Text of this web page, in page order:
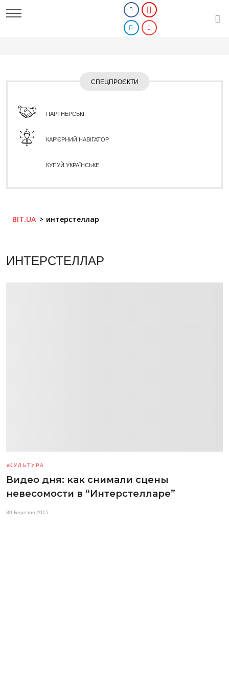
СПЕЦПРОЄКТИ
ПАРТНЕРСЬКІ
КАР'ЄРНИЙ НАВІГАТОР
КУПУЙ УКРАЇНСЬКЕ
BIT.UA интерстеллар
ИНТЕРСТЕЛЛАР
КУЛЬТУРА
Видео дня: как снимали сцены
невесомости в “Интерстелларе”
30 Березня 2015